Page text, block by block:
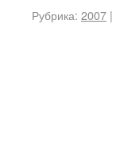
Рубрика: 2007 |